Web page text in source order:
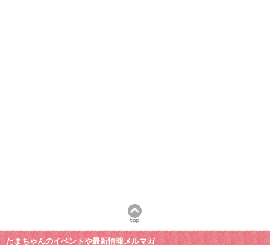
たまちゃんのイベントや最新情報メルマガ